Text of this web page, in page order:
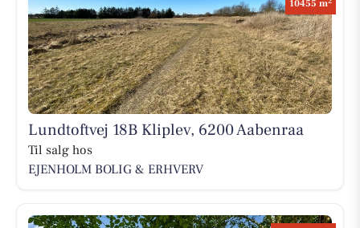
10455 m
Lundtoftvej 18B Kliplev, 6200 Aabenraa
Til salg hos
EJENHOLM BOLIG & ERHVERV